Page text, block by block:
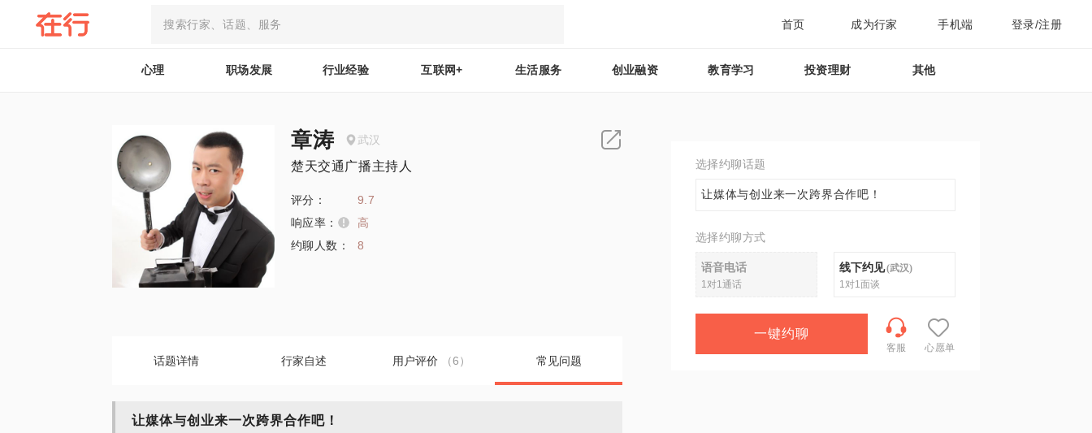
首页 成为行家 手机端 登录/注册
心理 职场发展 行业经验 互联网+ 生活服务 创业融资 教育学习 投资理财 其他
章涛 武汉
楚天交通广播主持人
评分：
9.7
响应率：
高
约聊人数：
8
话题详情 行家自述 用户评价 （6） 常见问题
让媒体与创业来一次跨界合作吧！
选择约聊话题
让媒体与创业来一次跨界合作吧！
选择约聊方式
语音电话
1对1通话
线下约见(武汉)
1对1面谈
一键约聊
客服 心愿单